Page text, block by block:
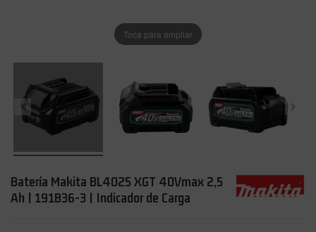
Toca para ampliar
Batería Makita BL4025 XGT 40Vmax 2,5
Ah | 191B36-3 | Indicador de Carga